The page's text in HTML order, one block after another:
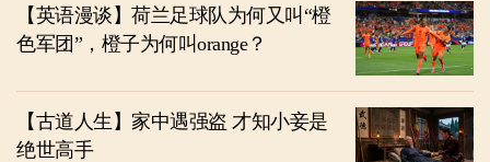
【英语漫谈】荷兰足球队为何又叫“橙
色军团”，橙子为何叫orange？
【古道人生】家中遇强盗 才知小妾是
绝世高手